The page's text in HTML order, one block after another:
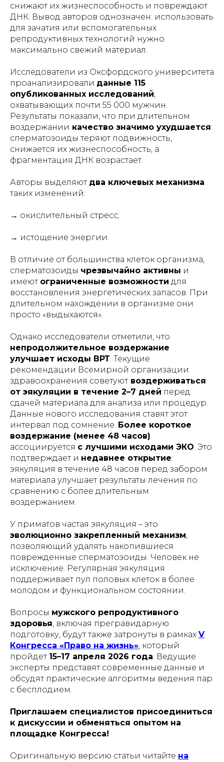
снижают их жизнеспособность и повреждают
ДНК. Вывод авторов однозначен: использовать
для зачатия или вспомогательных
репродуктивных технологий нужно
максимально свежий материал.
Исследователи из Оксфордского университета
проанализировали данные 115
опубликованных исследований,
охватывающих почти 55 000 мужчин.
Результаты показали, что при длительном
воздержании качество значимо ухудшается:
сперматозоиды теряют подвижность,
снижается их жизнеспособность, а
фрагментация ДНК возрастает.
Авторы выделяют два ключевых механизма
таких изменений:
→ окислительный стресс;
→ истощение энергии.
В отличие от большинства клеток организма,
сперматозоиды чрезвычайно активны и
имеют ограниченные возможности для
восстановления энергетических запасов. При
длительном нахождении в организме они
просто «выдыхаются».
Однако исследователи отметили, что
непродолжительное воздержание
улучшает исходы ВРТ. Текущие
рекомендации Всемирной организации
здравоохранения советуютвоздерживаться
от эякуляции в течение 2–7 дней перед
сдачей материала для анализа или процедур.
Данные нового исследования ставят этот
интервал под сомнение. Более короткое
воздержание (менее 48 часов)
ассоциируется с лучшими исходами ЭКО. Это
подтверждает и недавнее открытие:
эякуляция в течение 48 часов перед забором
материала улучшает результаты лечения по
сравнению с более длительным
воздержанием.
У приматов частая эякуляция – это
эволюционно закрепленный механизм,
позволяющий удалять накопившиеся
поврежденные сперматозоиды. Человек не
исключение. Регулярная эякуляция
поддерживает пул половых клеток в более
молодом и функциональном состоянии.
Вопросы мужского репродуктивного
здоровья, включая прегравидарную
подготовку, будут также затронуты в рамках V
Конгресса «Право на жизнь», который
пройдет 15–17 апреля 2026 года. Ведущие
эксперты представят современные данные и
обсудят практические алгоритмы ведения пар
с бесплодием.
Приглашаем специалистов присоединиться
к дискуссии и обменяться опытом на
площадке Конгресса!
Оригинальную версию статьи читайте на